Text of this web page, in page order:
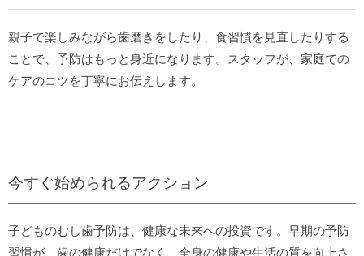
親子で楽しみながら歯磨きをしたり、食習慣を見直したりする
ことで、予防はもっと身近になります。スタッフが、家庭での
ケアのコツを丁寧にお伝えします。
今すぐ始められるアクション
子どものむし歯予防は、健康な未来への投資です。早期の予防
習慣が、歯の健康だけでなく、全身の健康や生活の質を向上さ